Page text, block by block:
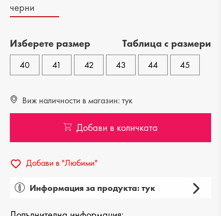
черни
Изберете размер Tаблица с размери
40 41 42 43 44 45
Виж наличности в магазин: тук
Добави в количката
Добави в "Любими"
Информация за продукта: тук